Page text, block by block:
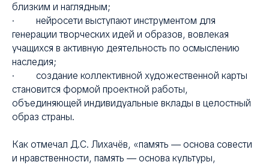
близким и наглядным;
· нейросети выступают инструментом для
генерации творческих идей и образов, вовлекая
учащихся в активную деятельность по осмыслению
наследия;
· создание коллективной художественной карты
становится формой проектной работы,
объединяющей индивидуальные вклады в целостный
образ страны.
Как отмечал Д.С. Лихачёв, «память — основа совести
и нравственности, память — основа культуры,